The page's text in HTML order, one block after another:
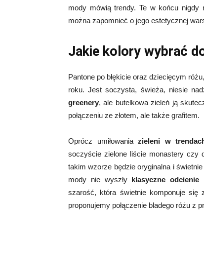
mody mówią trendy. Te w końcu nigdy
można zapomnieć o jego estetycznej
Jakie kolory wybrać
Pantone po błękicie oraz dziecięcym
roku. Jest soczysta, świeża, niesie
greenery, ale butelkowa zieleń ją
połączeniu ze złotem, ale także grafitem.
Oprócz umiłowaniazieleni w
soczyście zielone liście monastery czy
takim wzorze będzie oryginalna i
mody nie wyszły klasyczne odcienie
szarość, która świetnie komponuje się
proponujemy połączenie bladego różu z